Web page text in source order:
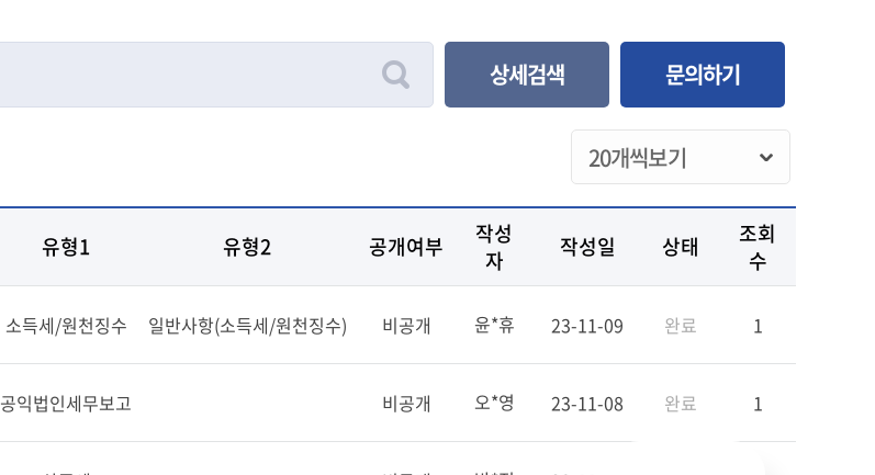
상세검색 문의하기
유형1 유형2 공개여부
작성
자
작성일 상태
조회
수
소득세/원천징수 일반사항(소득세/원천징수) 비공개 윤*휴 23-11-09 완료 1
공익법인세무보고 비공개 오*영 23-11-08 완료 1